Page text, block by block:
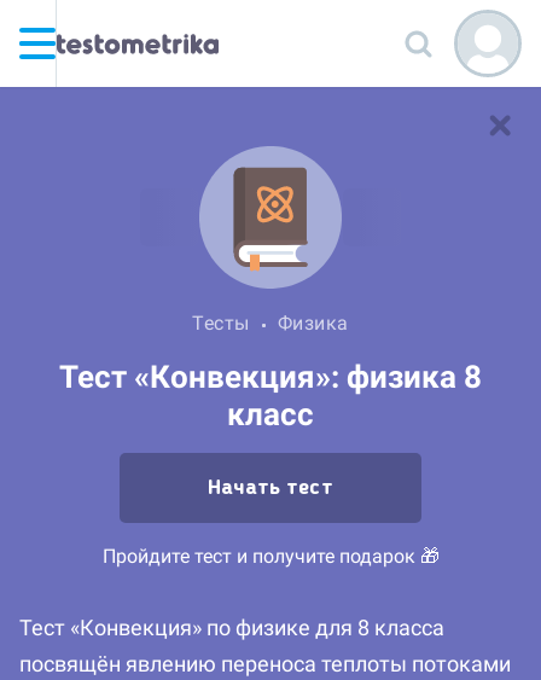
Тесты Физика
Тест «Конвекция»: физика 8
класс
Начать тест
Пройдите тест и получите подарок 🎁
Тест «Конвекция» по физике для 8 класса
посвящён явлению переноса теплоты потоками